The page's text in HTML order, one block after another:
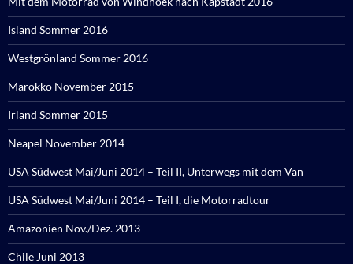
Island Sommer 2016
Westgrönland Sommer 2016
Marokko November 2015
Irland Sommer 2015
Neapel November 2014
USA Südwest Mai/Juni 2014 – Teil II, Unterwegs mit dem Van
USA Südwest Mai/Juni 2014 – Teil I, die Motorradtour
Amazonien Nov./Dez. 2013
Chile Juni 2013